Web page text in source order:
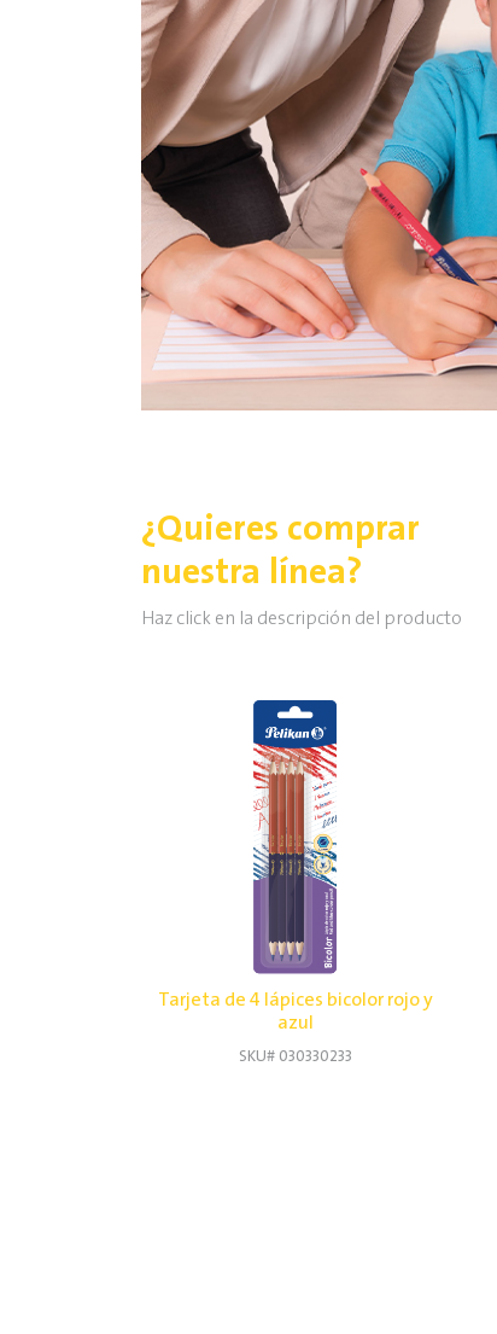
¿Quieres comprar
nuestra línea?
Haz click en la descripción del producto
Tarjeta de 4 lápices bicolor rojo y
azul
SKU# 030330233